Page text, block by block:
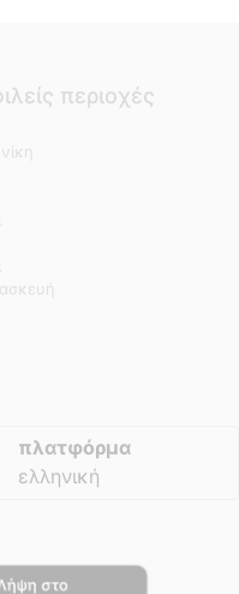
περιοχές
πλατφόρμα
ελληνική